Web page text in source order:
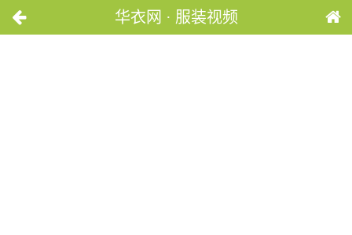
华衣网 · 服装视频